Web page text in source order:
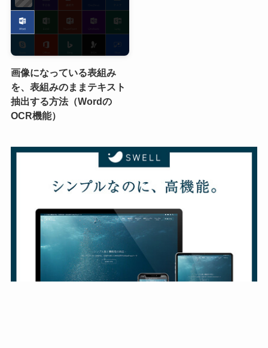
画像になっている表組み
を、表組みのままテキスト
抽出する方法（Wordの
OCR機能）